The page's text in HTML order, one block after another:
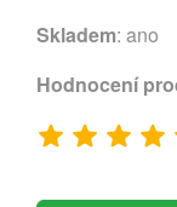
Skladem: ano
Hodnocení